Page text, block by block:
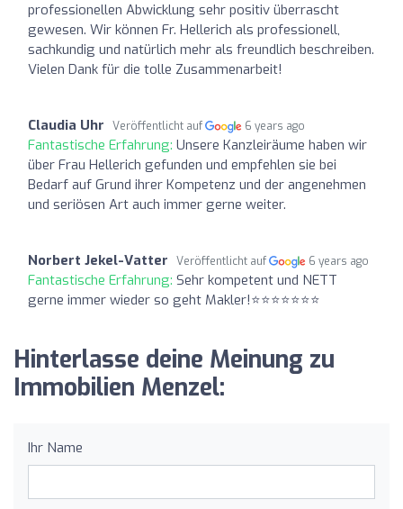
professionellen Abwicklung sehr positiv überrascht
gewesen. Wir können Fr. Hellerich als professionell,
sachkundig und natürlich mehr als freundlich beschreiben.
Vielen Dank für die tolle Zusammenarbeit!
Claudia Uhr Veröffentlicht auf 6 years ago
Fantastische Erfahrung: Unsere Kanzleiräume haben wir
über Frau Hellerich gefunden und empfehlen sie bei
Bedarf auf Grund ihrer Kompetenz und der angenehmen
und seriösen Art auch immer gerne weiter.
Norbert Jekel-Vatter Veröffentlicht auf 6 years ago
Fantastische Erfahrung: Sehr kompetent und NETT
gerne immer wieder so geht Makler!⭐️⭐️⭐️⭐️⭐️⭐️⭐️
Hinterlasse deine Meinung zu
Immobilien Menzel:
Ihr Name